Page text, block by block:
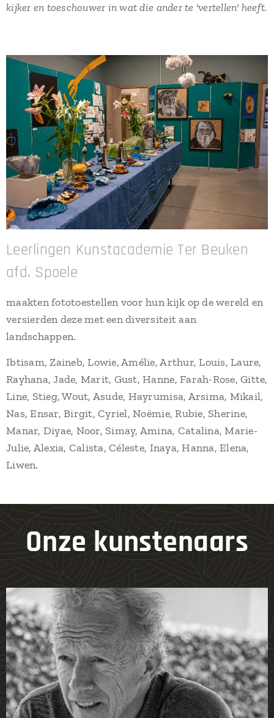
kijker en toeschouwer in wat die ander te 'vertellen' heeft.
Leerlingen Kunstacademie Ter Beuken
afd. Spoele
maakten fototoestellen voor hun kijk op de wereld en
versierden deze met een diversiteit aan
landschappen.
Ibtisam, Zaineb, Lowie, Amélie, Arthur, Louis, Laure,
Rayhana, Jade, Marit, Gust, Hanne, Farah-Rose, Gitte,
Line, Stieg, Wout, Asude, Hayrumisa, Arsima, Mikail,
Nas, Ensar, Birgit, Cyriel, Noëmie, Rubie, Sherine,
Manar, Diyae, Noor, Simay, Amina, Catalina, Marie-
Julie, Alexia, Calista, Céleste, Inaya, Hanna, Elena,
Liwen.
Onze kunstenaars